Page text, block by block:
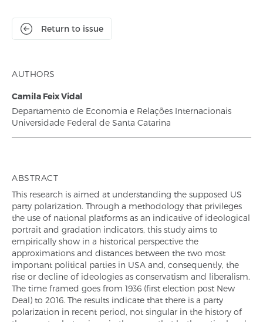
Return to issue
AUTHORS
Camila Feix Vidal
Departamento de Economia e Relações Internacionais
Universidade Federal de Santa Catarina
ABSTRACT
This research is aimed at understanding the supposed US
party polarization. Through a methodology that privileges
the use of national platforms as an indicative of ideological
portrait and gradation indicators, this study aims to
empirically show in a historical perspective the
approximations and distances between the two most
important political parties in USA and, consequently, the
rise or decline of ideologies as conservatism and liberalism.
The time framed goes from 1936 (first election post New
Deal) to 2016. The results indicate that there is a party
polarization in recent period, not singular in the history of